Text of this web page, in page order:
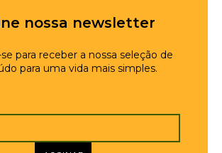
nossa newsletter
para receber a nossa seleção de
para uma vida mais simples.